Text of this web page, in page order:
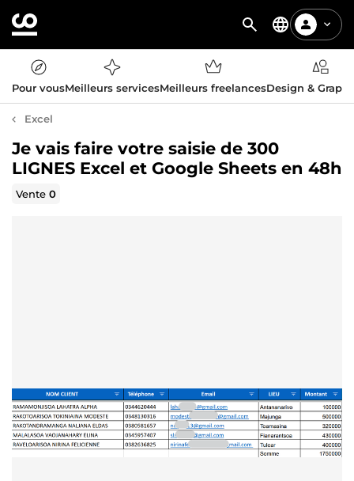
Pour vousMeilleurs servicesMeilleurs freelancesDesign &
Excel
Je vais faire votre saisie de 300
LIGNES Excel et Google Sheets en 48h
Vente0